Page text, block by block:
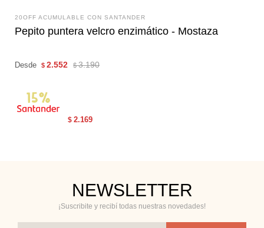
20OFF ACUMULABLE CON SANTANDER
Pepito puntera velcro enzimático - Mostaza
Desde $ 2.552 $ 3.190
$ 2.169
NEWSLETTER
¡Suscribite y recibí todas nuestras novedades!